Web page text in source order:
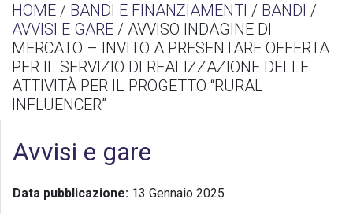
HOME / BANDI E FINANZIAMENTI / BANDI /
AVVISI E GARE / AVVISO INDAGINE DI
MERCATO – INVITO A PRESENTARE OFFERTA
PER IL SERVIZIO DI REALIZZAZIONE DELLE
ATTIVITÀ PER IL PROGETTO “RURAL
INFLUENCER”
Avvisi e gare
Data pubblicazione: 13 Gennaio 2025